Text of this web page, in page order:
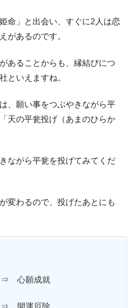
命」と出会い、すぐに2人は恋
があるのです。
あることからも、縁結びにつ
といえますね。
、願い事をつぶやきながら平
天の平瓮投げ（あまのひらか
ながら平瓮を投げてみてくだ
変わるので、投げたあとにも
心願成就